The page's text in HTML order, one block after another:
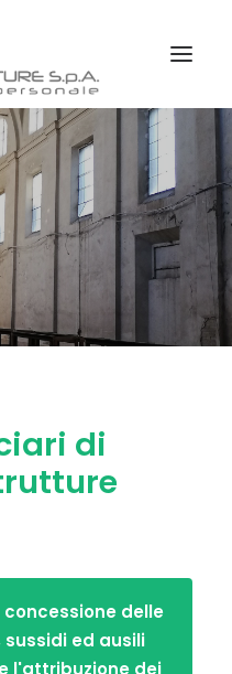
GARE
di
delle
ed ausili
l'attribuzione dei